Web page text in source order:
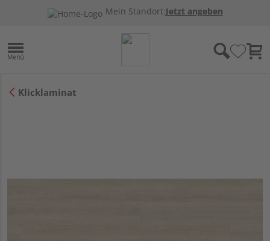
Mein Standort:Jetzt angeben
Klicklaminat